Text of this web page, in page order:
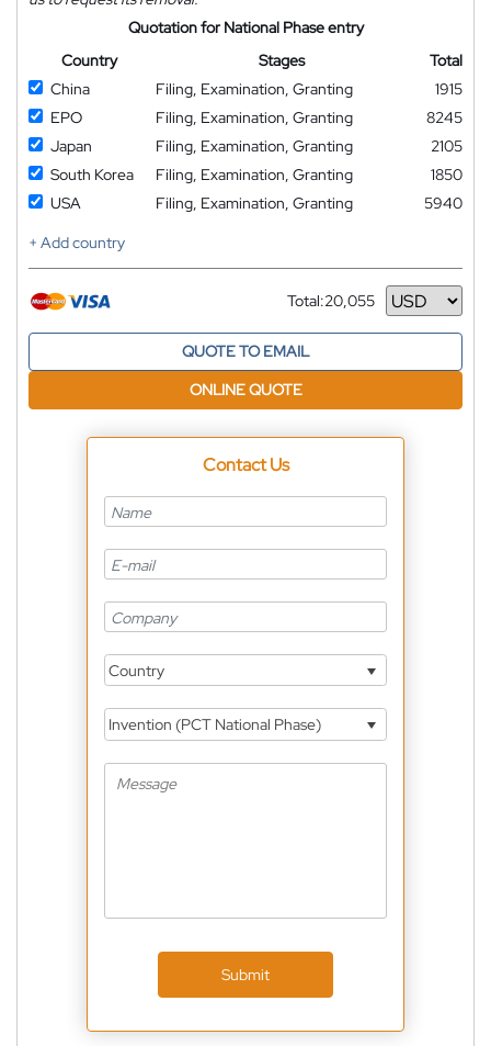
Quotation for National Phase entry
Country
Stages
Total
China
Filing, Examination, Granting
1915
EPO
Filing, Examination, Granting
8245
Japan
Filing, Examination, Granting
2105
South Korea
Filing, Examination, Granting
1850
USA
Filing, Examination, Granting
5940
+ Add country
Total:20,055
Currency
QUOTE TO EMAIL
ONLINE QUOTE
Contact Us
Country
Invention (PCT National Phase)
Submit